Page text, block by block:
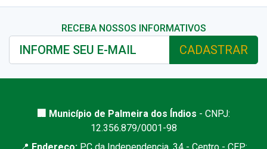
RECEBA NOSSOS INFORMATIVOS
CADASTRAR
🏢 Município de Palmeira dos Índios - CNPJ:
12.356.879/0001-98